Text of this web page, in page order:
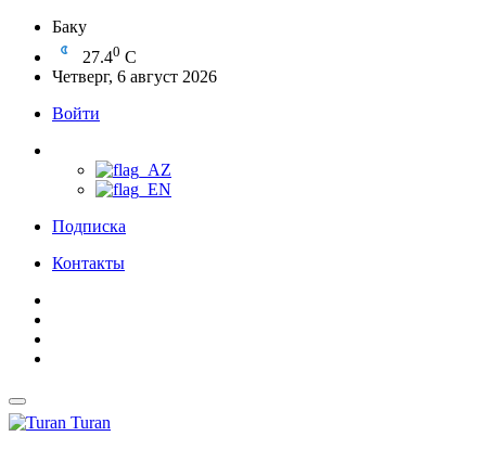
Баку
27.40 C
Четверг, 6 август 2026
Войти
Подписка
Контакты
Turan